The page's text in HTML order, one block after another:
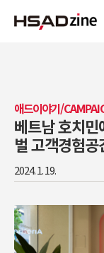
애드이야기/
베트남 호치
벌 고객경험
2024. 1. 19.